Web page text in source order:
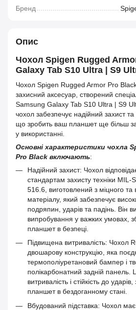
Бренд
Опис
Чохол Spigen Rugged
Galaxy Tab S10 Ultra | S9
Чохол Spigen Rugged Armor Pro
захисний аксесуар, створений
Samsung Galaxy Tab S10 Ultra | S9
чохол забезпечує надійний захист та
що зробить ваш планшет ще більш
у використанні.
Основні характеристики чохла
Pro Black включають:
Надійний захист: Чохол
стандартам захисту техніки MIL-
516.6, виготовлений з міцного та
матеріалу, який забезпечує
подряпин, ударів та падінь. Він
випробування у важких умовах,
планшет в безпеці.
Підвищена витривалість: Чохол
двошарову конструкцію, яка
термополіуретановий бампер і
полікарбонатний задній панель.
витривалість і стійкість до
планшет в бездоганному стані.
Вбудований підставка: Чохол має